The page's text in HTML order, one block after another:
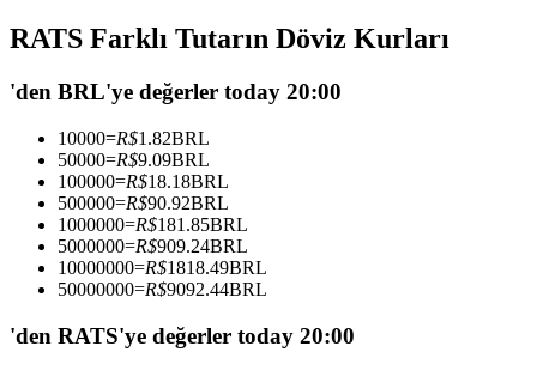
Kopya Ticaret
En iyi traderlarla güçlerinizi birleştirin
Kopya Tüccarı Olun
RATS Farklı Tutarın Döviz Kurları
'den BRL'ye değerler today 20:00
10000=R$1.82BRL
50000=R$9.09BRL
100000=R$18.18BRL
500000=R$90.92BRL
1000000=R$181.85BRL
5000000=R$909.24BRL
10000000=R$1818.49BRL
50000000=R$9092.44BRL
'den RATS'ye değerler today 20:00